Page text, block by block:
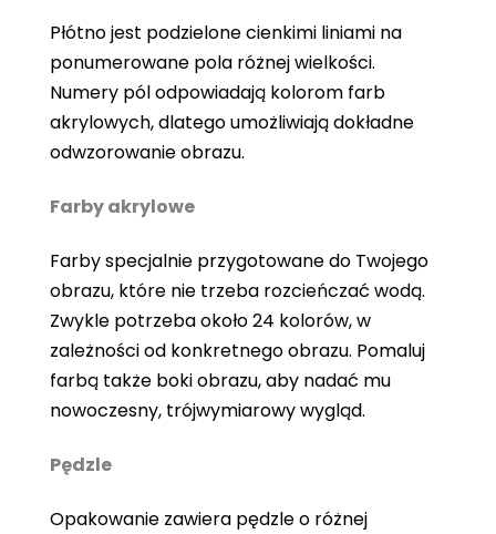
Płótno jest podzielone cienkimi liniami na
ponumerowane pola różnej wielkości.
Numery pól odpowiadają kolorom farb
akrylowych, dlatego umożliwiają dokładne
odwzorowanie obrazu.
Farby akrylowe
Farby specjalnie przygotowane do Twojego
obrazu, które nie trzeba rozcieńczać wodą.
Zwykle potrzeba około 24 kolorów, w
zależności od konkretnego obrazu. Pomaluj
farbą także boki obrazu, aby nadać mu
nowoczesny, trójwymiarowy wygląd.
Pędzle
Opakowanie zawiera pędzle o różnej